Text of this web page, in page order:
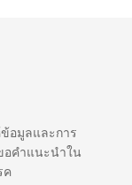
อมูลและการ
อคำแนะนำใน
ค